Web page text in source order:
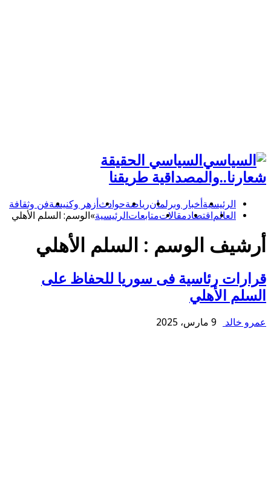
السياسي الحقيقة
شعارنا..والمصداقية طريقنا
الرئيسيةأخبار وبرلمانرياضةحوادثأزهر وكنيسةفن وثقافة
العالماقتصادمقالاتمتابعاتالرئيسية»الوسم: السلم الأهلي
أرشيف الوسم : السلم الأهلي
قرارات رئاسية فى سوريا للحفاظ على
السلم الأهلي
عمرو خالد 9 مارس، 2025